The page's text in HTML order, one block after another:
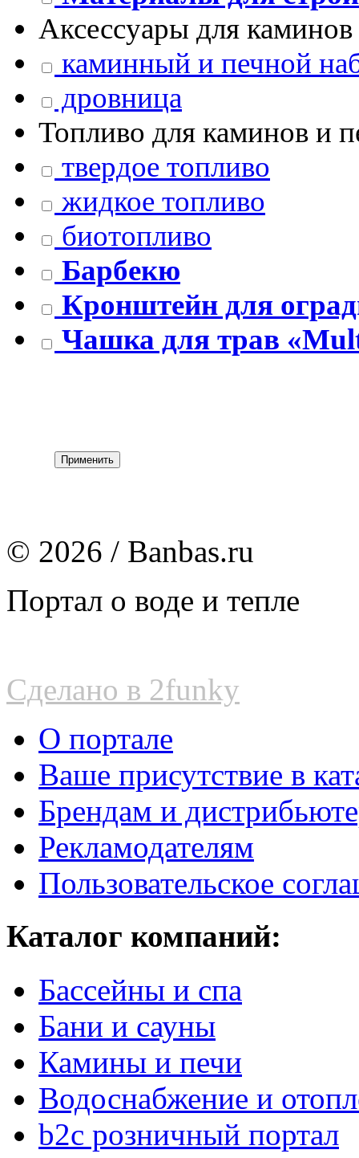
Аксессуары для
каминный и печной
дровница
Топливо для каминов и
твердое топливо
жидкое топливо
биотопливо
Барбекю
Кронштейн для
Чашка для трав
© 2026 / Banbas.ru
Портал о воде и тепле
Сделано в 2funky
О портале
Ваше присутствие в
Брендам и
Рекламодателям
Пользовательское
Каталог компаний:
Бассейны и спа
Бани и сауны
Камины и печи
Водоснабжение и
b2c розничный портал